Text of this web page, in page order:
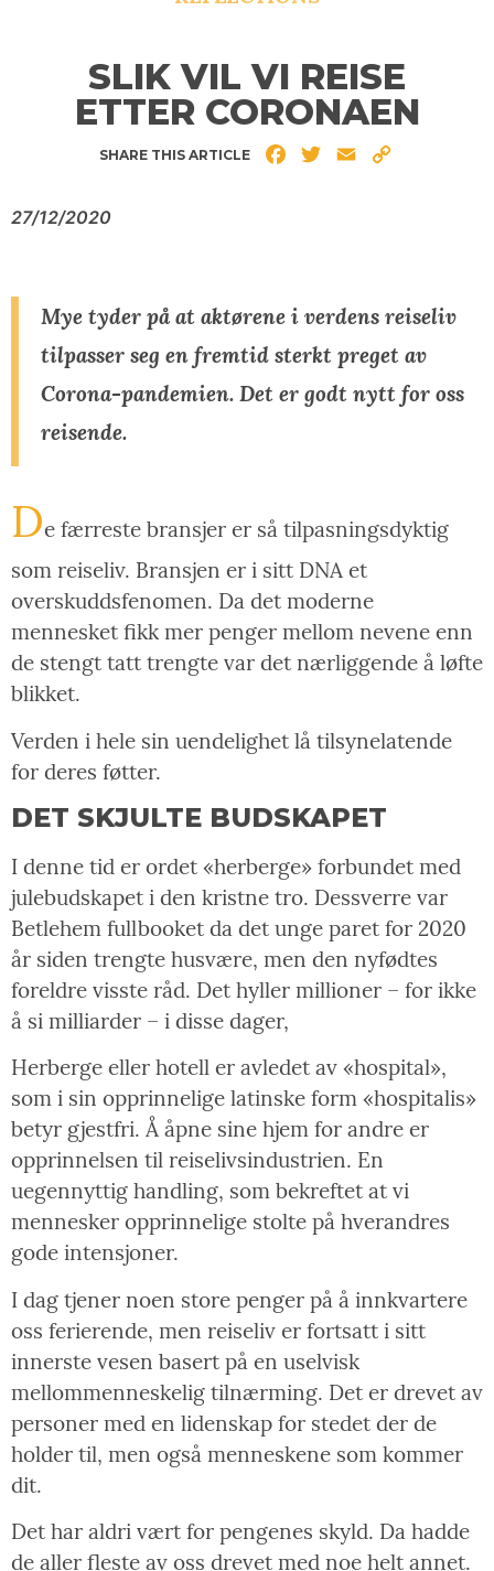
SLIK VIL VI REISE
ETTER CORONAEN
SHARE THIS ARTICLE FacebookTwitterEmail
27/12/2020
Mye tyder på at aktørene i verdens reiseliv
tilpasser seg en fremtid sterkt preget av
Corona-pandemien. Det er godt nytt for oss
reisende.
De færreste bransjer er så tilpasningsdyktig
som reiseliv. Bransjen er i sitt DNA et
overskuddsfenomen. Da det moderne
mennesket fikk mer penger mellom nevene enn
de stengt tatt trengte var det nærliggende å løfte
blikket.
Verden i hele sin uendelighet lå tilsynelatende
for deres føtter.
DET SKJULTE BUDSKAPET
I denne tid er ordet «herberge» forbundet med
julebudskapet i den kristne tro. Dessverre var
Betlehem fullbooket da det unge paret for 2020
år siden trengte husvære, men den nyfødtes
foreldre visste råd. Det hyller millioner – for ikke
å si milliarder – i disse dager,
Herberge eller hotell er avledet av «hospital»,
som i sin opprinnelige latinske form «hospitalis»
betyr gjestfri. Å åpne sine hjem for andre er
opprinnelsen til reiselivsindustrien. En
uegennyttig handling, som bekreftet at vi
mennesker opprinnelige stolte på hverandres
gode intensjoner.
I dag tjener noen store penger på å innkvartere
oss ferierende, men reiseliv er fortsatt i sitt
innerste vesen basert på en uselvisk
mellommenneskelig tilnærming. Det er drevet av
personer med en lidenskap for stedet der de
holder til, men også menneskene som kommer
dit.
Det har aldri vært for pengenes skyld. Da hadde
de aller fleste av oss drevet med noe helt annet.